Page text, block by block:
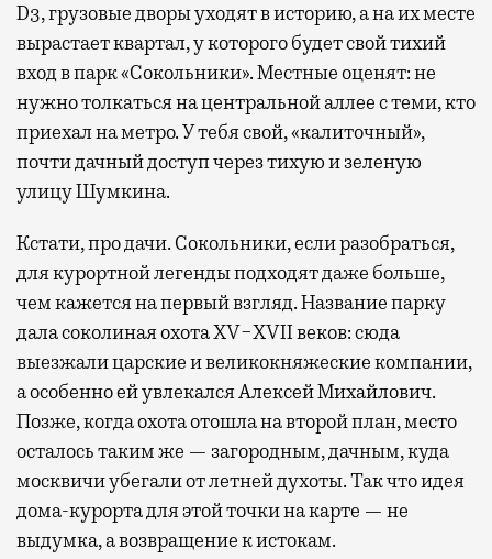
D3, грузовые дворы уходят в историю, а на их месте
вырастает квартал, у которого будет свой тихий
вход в парк «Сокольники». Местные оценят: не
нужно толкаться на центральной аллее с теми, кто
приехал на метро. У тебя свой, «калиточный»,
почти дачный доступ через тихую и зеленую
улицу Шумкина.
Кстати, про дачи. Сокольники, если разобраться,
для курортной легенды подходят даже больше,
чем кажется на первый взгляд. Название парку
дала соколиная охота XV−XVII веков: сюда
выезжали царские и великокняжеские компании,
а особенно ей увлекался Алексей Михайлович.
Позже, когда охота отошла на второй план, место
осталось таким же — загородным, дачным, куда
москвичи убегали от летней духоты. Так что идея
дома-курорта для этой точки на карте — не
выдумка, а возвращение к истокам.